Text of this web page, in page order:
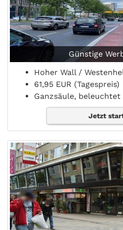
Günstige
Hoher Wall /
61,95 EUR (Tagespreis)
Ganzsäule, beleuchtet
Jetzt